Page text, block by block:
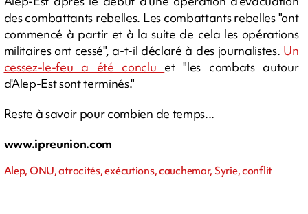
des combattants rebelles. Les combattants rebelles "ont
commencé à partir et à la suite de cela les opérations
militaires ont cessé", a-t-il déclaré à des journalistes. Un
cessez-le-feu a été conclu et "les combats autour
d'Alep-Est sont terminés."
Reste à savoir pour combien de temps...
www.ipreunion.com
Alep, ONU, atrocités, exécutions, cauchemar, Syrie, conflit